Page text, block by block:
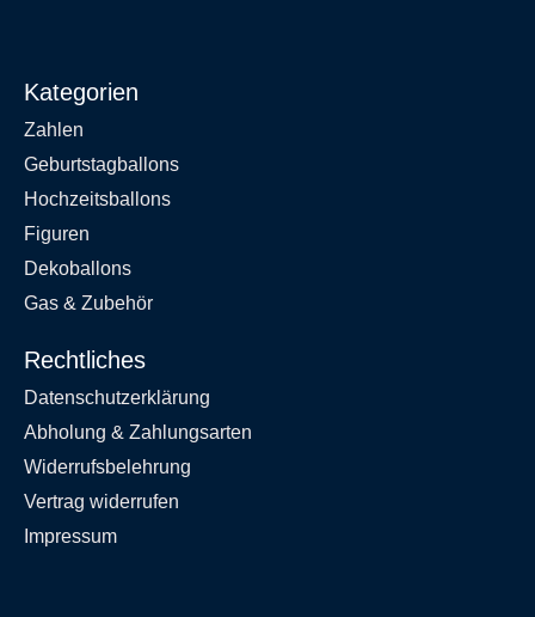
Kategorien
Zahlen
Geburtstagballons
Hochzeitsballons
Figuren
Dekoballons
Gas & Zubehör
Rechtliches
Datenschutzerklärung
Abholung & Zahlungsarten
Widerrufsbelehrung
Vertrag widerrufen
Impressum